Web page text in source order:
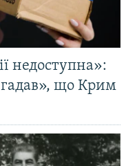
недоступна»:
що Крим